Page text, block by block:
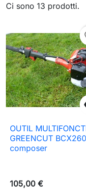
Ci sono 13 prodotti.
OUTIL
GREENCUT
composer
105,00 €